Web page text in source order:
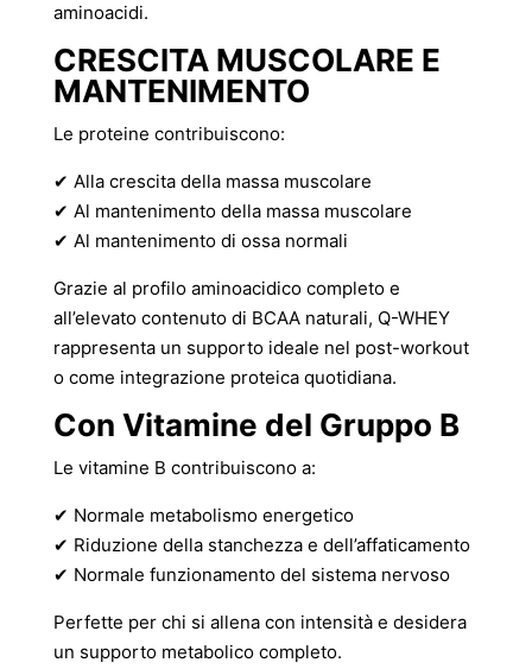
aminoacidi.
CRESCITA MUSCOLARE E
MANTENIMENTO
Le proteine contribuiscono:
✔ Alla crescita della massa muscolare
✔ Al mantenimento della massa muscolare
✔ Al mantenimento di ossa normali
Grazie al profilo aminoacidico completo e
all’elevato contenuto di BCAA naturali, Q-WHEY
rappresenta un supporto ideale nel post-workout
o come integrazione proteica quotidiana.
Con Vitamine del Gruppo B
Le vitamine B contribuiscono a:
✔ Normale metabolismo energetico
✔ Riduzione della stanchezza e dell’affaticamento
✔ Normale funzionamento del sistema nervoso
Perfette per chi si allena con intensità e desidera
un supporto metabolico completo.